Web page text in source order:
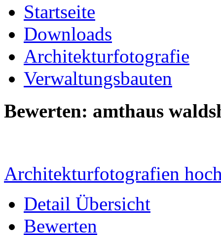
Startseite
Downloads
Architekturfotografie
Verwaltungsbauten
Bewerten: amthaus
Architekturfotografien
Detail Übersicht
Bewerten